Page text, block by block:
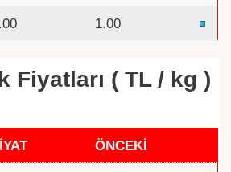
1.00
Fiyatları ( TL / kg )
ÖNCEKİ